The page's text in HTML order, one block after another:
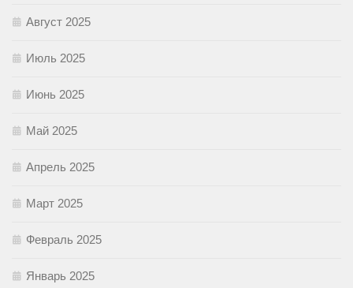
Август 2025
Июль 2025
Июнь 2025
Май 2025
Апрель 2025
Март 2025
Февраль 2025
Январь 2025